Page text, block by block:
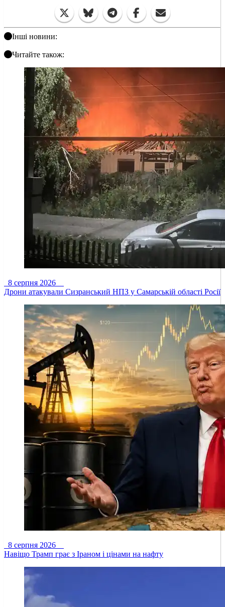
Інші новини:
Читайте також:
8 серпня 2026
Дрони атакували Сизранський НПЗ у Самарській області Росії
8 серпня 2026
Навіщо Трамп грає з Іраном і цінами на нафту